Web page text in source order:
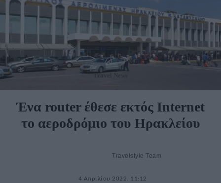
Travel News
Ένα router έθεσε εκτός Internet
το αεροδρόμιο του Ηρακλείου
Travelstyle Team
4 Απριλίου 2022, 11:12